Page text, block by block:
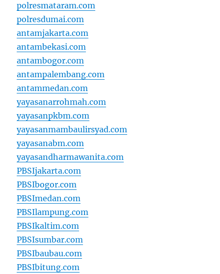
polresmataram.com
polresdumai.com
antamjakarta.com
antambekasi.com
antambogor.com
antampalembang.com
antammedan.com
yayasanarrohmah.com
yayasanpkbm.com
yayasanmambaulirsyad.com
yayasanabm.com
yayasandharmawanita.com
PBSIjakarta.com
PBSIbogor.com
PBSImedan.com
PBSIlampung.com
PBSIkaltim.com
PBSIsumbar.com
PBSIbaubau.com
PBSIbitung.com